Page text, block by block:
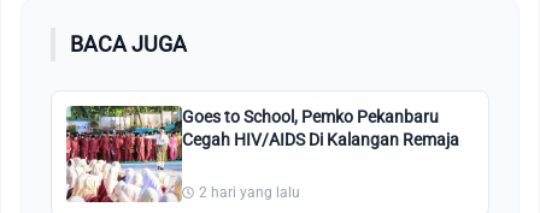
BACA JUGA
Goes to School, Pemko Pekanbaru
Cegah HIV/AIDS Di Kalangan Remaja
2 hari yang lalu